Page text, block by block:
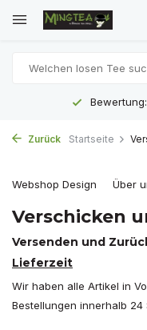
Zurück Startseite
Webshop Design Über
Verschicken
Versenden und
Lieferzeit
Wir haben alle Artikel in
Bestellungen innerhalb